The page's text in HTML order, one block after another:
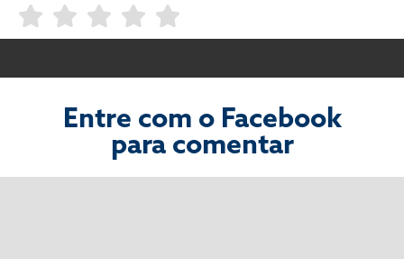
Entre com o Facebook
para comentar